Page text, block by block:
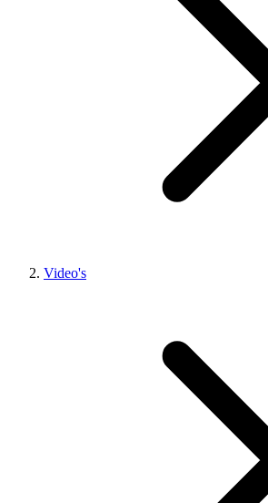
Video's